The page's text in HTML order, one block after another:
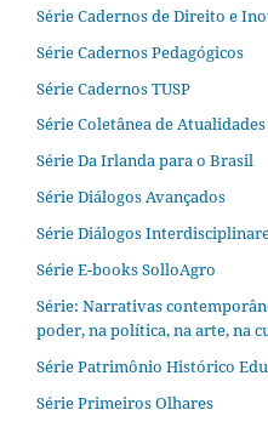
Série Cadernos de Direito e
Série Cadernos Pedagógicos
Série Cadernos TUSP
Série Coletânea de
Série Da Irlanda para o Brasil
Série Diálogos Avançados
Série Diálogos
Série E-books SolloAgro
Série: Narrativas
poder, na política, na arte, na
Série Patrimônio Histórico
Série Primeiros Olhares